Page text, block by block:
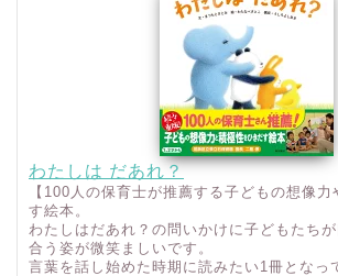
わたしは だあれ？
【100人の保育士が推薦する子どもの想像力
す絵本。
わたしはだあれ？の問いかけに子どもたち
合う姿が微笑ましいです。
言葉を話し始めた時期に読みたい1冊となっ